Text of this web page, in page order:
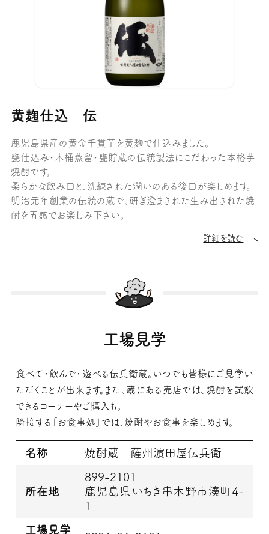
黄麹仕込 伝
鹿児島県産の黄金千貫芋を黄麹で仕込みました。
甕仕込み・木桶蒸留・甕貯蔵の伝統製法にこだわった本格芋
焼酎です。
柔らかな飲み口と、洗練された潤いのある後口が楽しめます。
明治元年創業の伝統の蔵で、研ぎ澄まされた生み出された焼
酎を五感でお楽しみ下さい。
詳細を読む
工場見学
食べて・飲んで・遊べる伝兵衛蔵。いつでも皆様にご見学い
ただくことが出来ます。また、蔵にある売店では、焼酎を試飲
できるコーナーやご購入も。
隣接する「お食事処」では、焼酎やお食事を楽しめます。
名称 焼酎蔵 薩州濵田屋伝兵衛
所在地
899-2101
鹿児島県いちき串木野市湊町4-
1
工場見学